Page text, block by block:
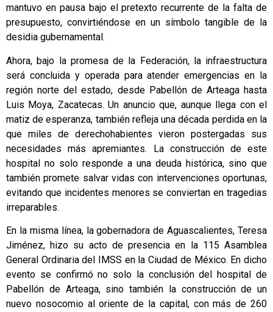
mantuvo en pausa bajo el pretexto recurrente de la falta de
presupuesto, convirtiéndose en un símbolo tangible de la
desidia gubernamental.
Ahora, bajo la promesa de la Federación, la infraestructura
será concluida y operada para atender emergencias en la
región norte del estado, desde Pabellón de Arteaga hasta
Luis Moya, Zacatecas. Un anuncio que, aunque llega con el
matiz de esperanza, también refleja una década perdida en la
que miles de derechohabientes vieron postergadas sus
necesidades más apremiantes. La construcción de este
hospital no solo responde a una deuda histórica, sino que
también promete salvar vidas con intervenciones oportunas,
evitando que incidentes menores se conviertan en tragedias
irreparables.
En la misma línea, la gobernadora de Aguascalientes, Teresa
Jiménez, hizo su acto de presencia en la 115 Asamblea
General Ordinaria del IMSS en la Ciudad de México. En dicho
evento se confirmó no solo la conclusión del hospital de
Pabellón de Arteaga, sino también la construcción de un
nuevo nosocomio al oriente de la capital, con más de 260